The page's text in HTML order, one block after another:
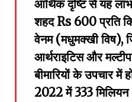
आर्थिक दृष्टि से यह
शहद Rs 600 प्रति
वेनम (मधुमक्खी विष),
आर्थराइटिस और
बीमारियों के उपचार में
2022 में 333